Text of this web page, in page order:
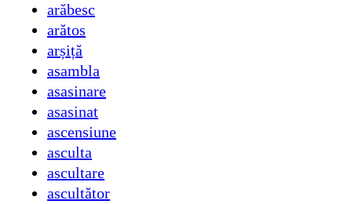
arăbesc
arătos
arșiță
asambla
asasinare
asasinat
ascensiune
asculta
ascultare
ascultător